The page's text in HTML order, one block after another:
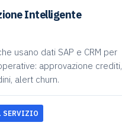
Intelligente
usano dati SAP e CRM per
approvazione crediti,
alert churn.
SERVIZIO